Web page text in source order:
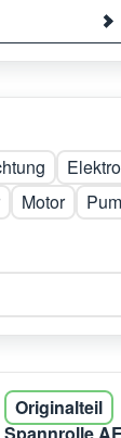
Motor
Originalteil